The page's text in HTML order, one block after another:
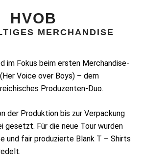
HVOB
MERCHANDISE
im Fokus beim ersten Merchandise-
Voice over Boys) – dem
Produzenten-Duo.
der Produktion bis zur Verpackung
gesetzt. Für die neue Tour wurden
und fair produzierte Blank T – Shirts